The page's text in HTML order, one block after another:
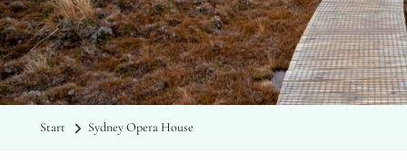
Sydney Opera House
Start Sydney Opera House